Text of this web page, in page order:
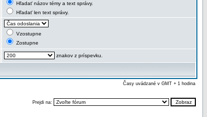
Hľadať názov témy a text správy.
Hľadať len text správy.
Vzostupne
Zostupne
znakov z príspevku.
Časy uvádzané v GMT + 1 hodina
Prejdi na: